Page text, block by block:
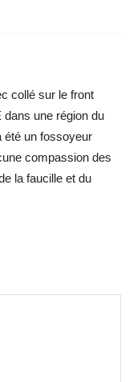
collé sur le front
dans une région du
été un fossoyeur
compassion des
la faucille et du